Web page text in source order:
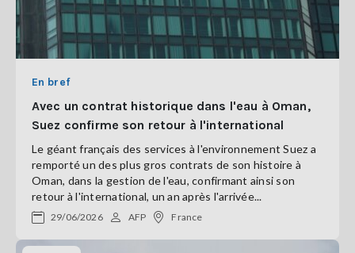
En bref
Avec un contrat historique dans l'eau à Oman,
Suez confirme son retour à l'international
Le géant français des services à l'environnement Suez a
remporté un des plus gros contrats de son histoire à
Oman, dans la gestion de l'eau, confirmant ainsi son
retour à l'international, un an après l'arrivée...
29/06/2026 AFP France